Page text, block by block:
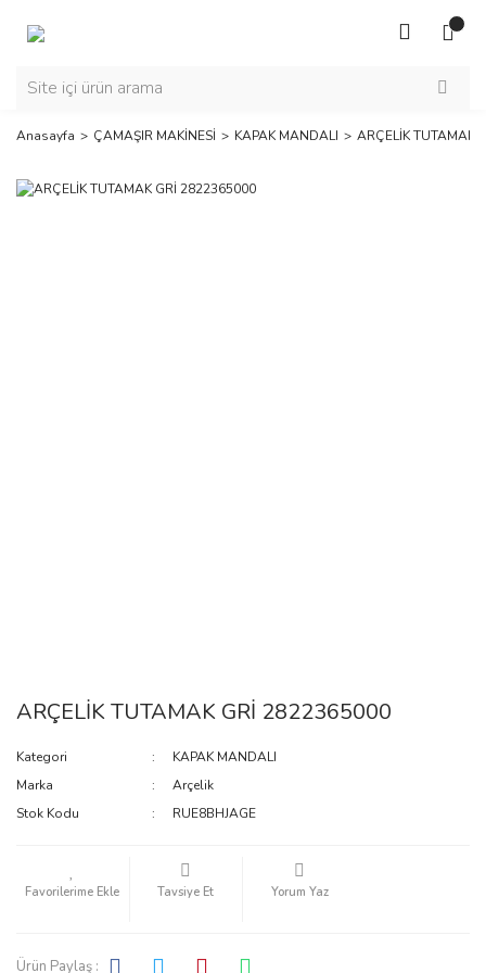
Anasayfa ÇAMAŞIR MAKİNESİ KAPAK MANDALI ARÇELİK TUTAMAK
ARÇELİK TUTAMAK GRİ 2822365000
Kategori
KAPAK MANDALI
Marka
Arçelik
Stok Kodu
RUE8BHJAGE
Tavsiye Et Yorum Yaz
Ürün Paylaş :